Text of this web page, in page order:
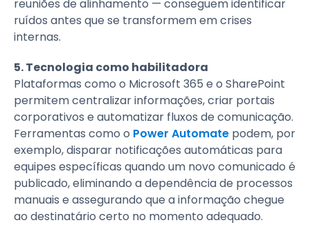
reuniões de alinhamento — conseguem identificar
ruídos antes que se transformem em crises
internas.
5. Tecnologia como habilitadora
Plataformas como o Microsoft 365 e o SharePoint
permitem centralizar informações, criar portais
corporativos e automatizar fluxos de comunicação.
Ferramentas como o Power Automate podem, por
exemplo, disparar notificações automáticas para
equipes específicas quando um novo comunicado é
publicado, eliminando a dependência de processos
manuais e assegurando que a informação chegue
ao destinatário certo no momento adequado.